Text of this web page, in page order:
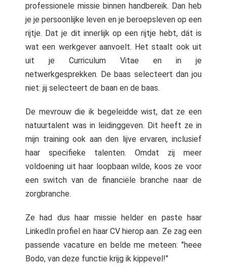
professionele missie binnen handbereik. Dan heb
je je persoonlijke leven en je beroepsleven op een
rijtje. Dat je dit innerlijk op een rijtje hebt, dát is
wat een werkgever aanvoelt. Het staalt ook uit
uit je Curriculum Vitae en in je
netwerkgesprekken. De baas selecteert dan jou
niet: jij selecteert de baan en de baas.
De mevrouw die ik begeleidde wist, dat ze een
natuurtalent was in leidinggeven. Dit heeft ze in
mijn training ook aan den lijve ervaren, inclusief
haar specifieke talenten. Omdat zij meer
voldoening uit haar loopbaan wilde, koos ze voor
een switch van de financiële branche naar de
zorgbranche.
Ze had dus haar missie helder en paste haar
LinkedIn profiel en haar CV hierop aan. Ze zag een
passende vacature en belde me meteen: "heee
Bodo, van deze functie krijg ik kippevel!"